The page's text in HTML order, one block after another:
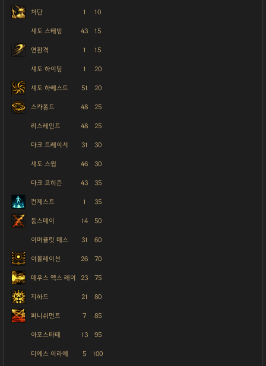
처단 1 10
섀도 스태빙 43 15
연환격 1 15
섀도 하이딩 1 20
섀도 하베스트 51 20
스카폴드 48 25
리스레인트 48 25
다크 트레이서 31 30
섀도 스윕 46 30
다크 코히즌 43 35
컨제스트 1 35
둠스데이 14 50
이머큘릿 데스 31 60
이몰레이션 26 70
데우스 엑스 레이 23 75
지하드 21 80
퍼니쉬먼트 7 85
아포스타테 13 95
디에스 이라에 5 100